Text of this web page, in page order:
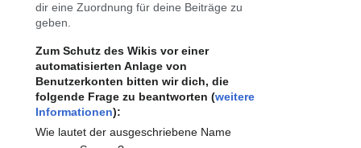
dir eine Zuordnung für deine Beiträge zu
geben.
Zum Schutz des Wikis vor einer
automatisierten Anlage von
Benutzerkonten bitten wir dich, die
folgende Frage zu beantworten (weitere
Informationen):
Wie lautet der ausgeschriebene Name